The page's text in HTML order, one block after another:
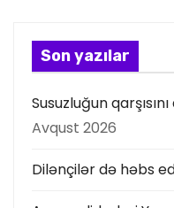
s
ı
Son yazılar
Susuzluğun
Avqust 2026
Dilənçilər də həbs